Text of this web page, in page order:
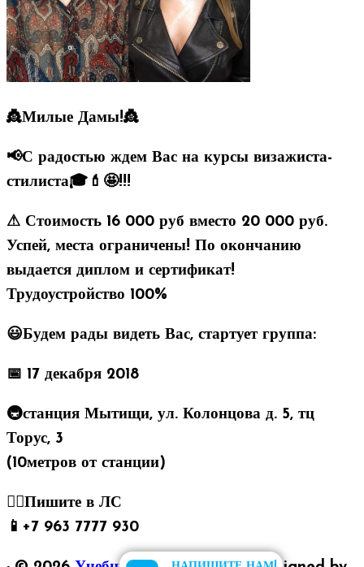
👸Милые Дамы!👸
📢С радостью ждем Вас на курсы визажиста-
стилиста🎓💄🤩!!!
⚠ Стоимость 16 000 руб вместо 20 000 руб.
Успей, места ограничены! По окончанию
выдается диплом и сертификат!
Трудоустройство 100%
😃Будем рады видеть Вас, стартует группа:
📅 17 декабря 2018
🚇станция Мытищи, ул. Колонцова д. 5, тц
Торус, 3
(10метров от станции)
✍🏻Пишите в ЛС
📱+7 963 7777 930